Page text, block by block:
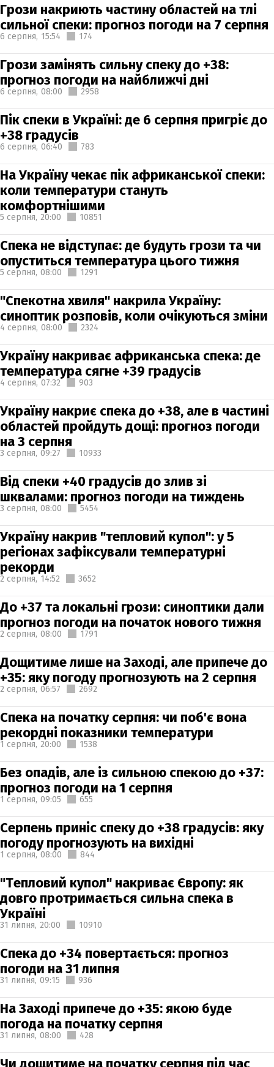
Грози накриють частину областей на тлі
сильної спеки: прогноз погоди на 7 серпня
6 серпня, 15:54 174
Грози замінять сильну спеку до +38:
прогноз погоди на найближчі дні
6 серпня, 08:00 2958
Пік спеки в Україні: де 6 серпня пригріє до
+38 градусів
6 серпня, 06:40 783
На Україну чекає пік африканської спеки:
коли температури стануть
комфортнішими
5 серпня, 20:00 10851
Спека не відступає: де будуть грози та чи
опуститься температура цього тижня
5 серпня, 08:00 1291
"Спекотна хвиля" накрила Україну:
синоптик розповів, коли очікуються зміни
4 серпня, 08:00 2324
Україну накриває африканська спека: де
температура сягне +39 градусів
4 серпня, 07:32 903
Україну накриє спека до +38, але в частині
областей пройдуть дощі: прогноз погоди
на 3 серпня
3 серпня, 09:27 10933
Від спеки +40 градусів до злив зі
шквалами: прогноз погоди на тиждень
3 серпня, 08:00 5454
Україну накрив "тепловий купол": у 5
регіонах зафіксували температурні
рекорди
2 серпня, 14:52 3652
До +37 та локальні грози: синоптики дали
прогноз погоди на початок нового тижня
2 серпня, 08:00 1791
Дощитиме лише на Заході, але припече до
+35: яку погоду прогнозують на 2 серпня
2 серпня, 06:57 2692
Спека на початку серпня: чи поб'є вона
рекордні показники температури
1 серпня, 20:00 1538
Без опадів, але із сильною спекою до +37:
прогноз погоди на 1 серпня
1 серпня, 09:05 655
Серпень приніс спеку до +38 градусів: яку
погоду прогнозують на вихідні
1 серпня, 08:00 844
"Тепловий купол" накриває Європу: як
довго протримається сильна спека в
Україні
31 липня, 20:00 10910
Спека до +34 повертається: прогноз
погоди на 31 липня
31 липня, 09:15 936
На Заході припече до +35: якою буде
погода на початку серпня
31 липня, 08:00 428
Чи дощитиме на початку серпня під час